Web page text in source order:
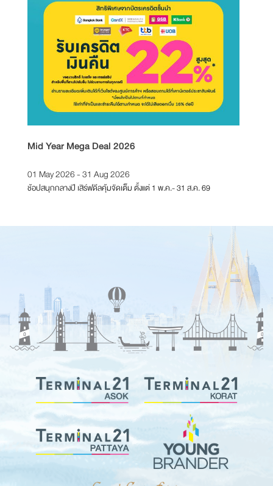
Mid Year Mega Deal 2026
01 May 2026 - 31 Aug 2026
ช้อปสนุกกลางปี เสิร์ฟดีลคุ้มจัดเต็ม ตั้งแต่ 1 พ.ค.- 31 ส.ค. 69